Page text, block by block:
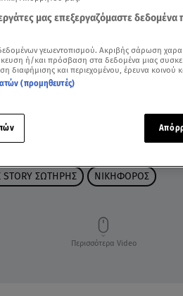
STORY ΣΩΤΗΡΗΣ ΝΙΚΗΦΟΡΟΣ
Περισσότερα Video
μας επεξεργαζόμαστε
γεωεντοπισμού. Ακριβής σάρωση
ή/και πρόσβαση στα δεδομένα μιας
διαφήμισης και περιεχομένου, έρευνα κοινού
(προμηθευτές)